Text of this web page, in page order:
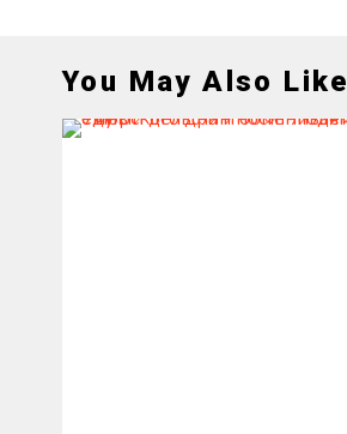
You May Also Like